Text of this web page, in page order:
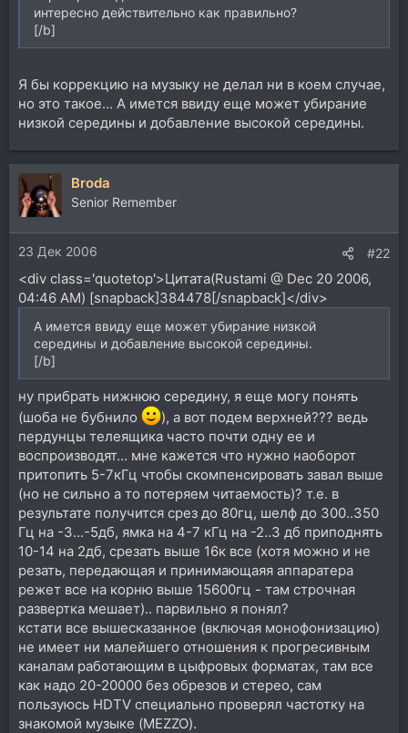
интересно действительно как правильно?
[/b]
Я бы коррекцию на музыку не делал ни в коем случае,
но это такое... А имется ввиду еще может убирание
низкой середины и добавление высокой середины.
Broda
Senior Remember
23 Дек 2006 #22
<div class='quotetop'>Цитата(Rustami @ Dec 20 2006,
04:46 AM) [snapback]384478[/snapback]</div>
А имется ввиду еще может убирание низкой
середины и добавление высокой середины.
[/b]
ну прибрать нижнюю середину, я еще могу понять
(шоба не бубнило
), а вот подем верхней??? ведь
пердунцы телеящика часто почти одну ее и
воспроизводят... мне кажется что нужно наоборот
притопить 5-7кГц чтобы скомпенсировать завал выше
(но не сильно а то потеряем читаемость)? т.е. в
результате получится срез до 80гц, шелф до 300..350
Гц на -3...-5дб, ямка на 4-7 кГц на -2..3 дб приподнять
10-14 на 2дб, срезать выше 16к все (хотя можно и не
резать, передающая и принимающаяя аппаратера
режет все на корню выше 15600гц - там строчная
развертка мешает).. парвильно я понял?
кстати все вышесказанное (включая монофонизацию)
не имеет ни малейшего отношения к прогресивным
каналам работающим в цыфровых форматах, там все
как надо 20-20000 без обрезов и стерео, сам
пользуюсь HDTV специально проверял частотку на
знакомой музыке (MEZZO).